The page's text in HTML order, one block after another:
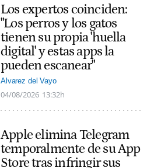
Los expertos coinciden:
"Los perros y los gatos
tienen su propia 'huella
digital' y estas apps la
pueden escanear"
Alvarez del Vayo
04/08/2026 13:32h
Apple elimina Telegram
temporalmente de su App
Store tras infringir sus